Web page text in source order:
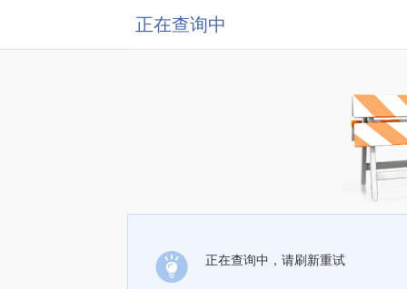
正在查询中
正在查询中，请刷新重试